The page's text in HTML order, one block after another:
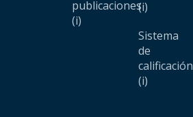
publicaciones
(i)
(i)
Sistema
de
calificación
(i)